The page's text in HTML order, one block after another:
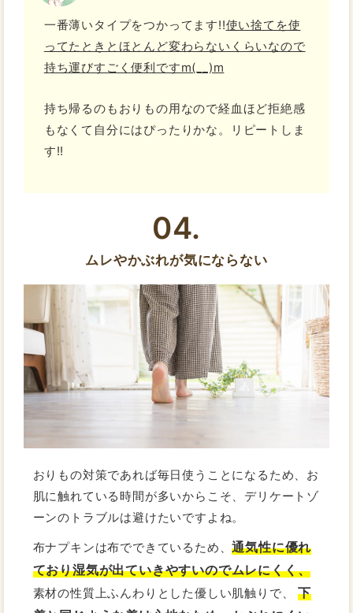
一番薄いタイプをつかってます!!使い捨てを使
ってたときとほとんど変わらないくらいなので
持ち運びすごく便利ですm(__)m
持ち帰るのもおりもの用なので経血ほど拒絶感
もなくて自分にはぴったりかな。リピートしま
す!!
04.
ムレやかぶれが気にならない
おりもの対策であれば毎日使うことになるため、お
肌に触れている時間が多いからこそ、デリケートゾ
ーンのトラブルは避けたいですよね。
布ナプキンは布でできているため、通気性に優れ
ており湿気が出ていきやすいのでムレにくく、
素材の性質上ふんわりとした優しい肌触りで、下